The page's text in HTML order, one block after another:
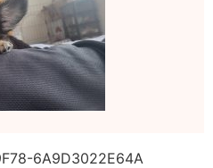
6A9D3022E64A